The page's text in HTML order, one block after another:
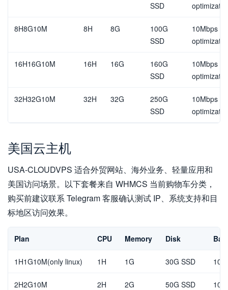
SSD
8H8G10M 8H 8G
100G
SSD
10Mbps
16H16G10M 16H 16G
160G
SSD
10Mbps
32H32G10M 32H 32G
250G
SSD
10Mbps
美国云主机
USA-CLOUDVPS 适合外贸网站、海外业务、轻量应用和
美国访问场景。以下套餐来自 WHMCS 当前购物车分类，
购买前建议联系 Telegram 客服确认测试 IP、系统支持和目
标地区访问效果。
Plan CPU Memory Disk
1H1G10M(only linux) 1H 1G 30G SSD
2H2G10M 2H 2G 50G SSD